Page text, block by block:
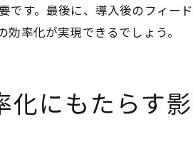
革新がもたらす新たな警備の形
入で警備業務の課題をどう解決
導入がもたらす組織的な変化
す。最後に、導入後のフィー
率化が実現できるでしょう。
化にもたらす